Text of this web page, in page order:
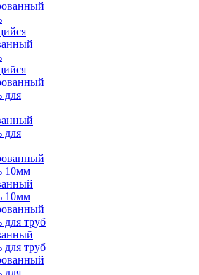
для
10мм
для труб